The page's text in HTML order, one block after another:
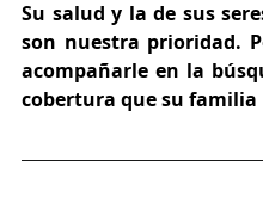
Su salud y la de sus
son nuestra prioridad.
acompañarle en la
cobertura que su familia